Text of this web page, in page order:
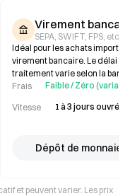
Virement
SEPA, SWIFT, FPS, etc.
Idéal pour les achats
virement bancaire. Le délai de
traitement varie selon la
Frais
Faible / Zéro
Vitesse 1 à 3 jours ouvrés
Dépôt de monnaie
et peuvent varier. Les prix